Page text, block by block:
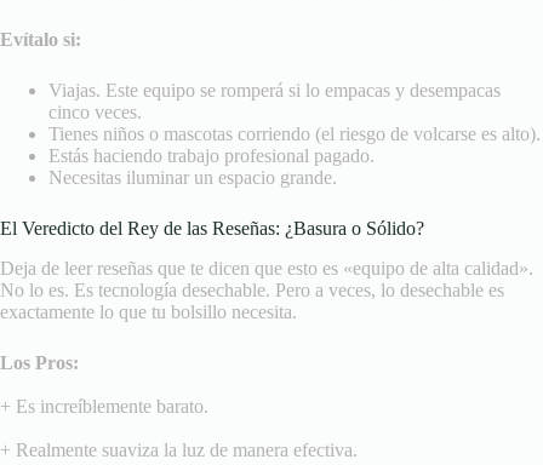
Evítalo si:
Viajas. Este equipo se romperá si lo empacas y desempacas
cinco veces.
Tienes niños o mascotas corriendo (el riesgo de volcarse es alto).
Estás haciendo trabajo profesional pagado.
Necesitas iluminar un espacio grande.
El Veredicto del Rey de las Reseñas: ¿Basura o Sólido?
Deja de leer reseñas que te dicen que esto es «equipo de alta calidad».
No lo es. Es tecnología desechable. Pero a veces, lo desechable es
exactamente lo que tu bolsillo necesita.
Los Pros:
+ Es increíblemente barato.
+ Realmente suaviza la luz de manera efectiva.